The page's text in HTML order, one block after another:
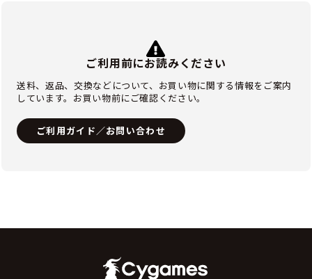
ご利用前にお読みください
送料、返品、交換などについて、お買い物に関する情報をご案内
しています。お買い物前にご確認ください。
ご利用ガイド／お問い合わせ